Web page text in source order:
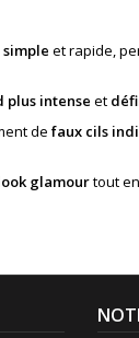
simple et rapide,
plus intense et
de faux cils
glamourtout